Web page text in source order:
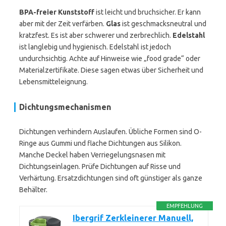
BPA-freier Kunststoffist leicht und bruchsicher. Er kann
aber mit der Zeit verfärben. Glasist geschmacksneutral und
kratzfest. Es ist aber schwerer und zerbrechlich. Edelstahl
ist langlebig und hygienisch. Edelstahl ist jedoch
undurchsichtig. Achte auf Hinweise wie „food grade“ oder
Materialzertifikate. Diese sagen etwas über Sicherheit und
Lebensmitteleignung.
Dichtungsmechanismen
Dichtungen verhindern Auslaufen. Übliche Formen sind O-
Ringe aus Gummi und flache Dichtungen aus Silikon.
Manche Deckel haben Verriegelungsnasen mit
Dichtungseinlagen. Prüfe Dichtungen auf Risse und
Verhärtung. Ersatzdichtungen sind oft günstiger als ganze
Behälter.
EMPFEHLUNG
Ibergrif Zerkleinerer Manuell,